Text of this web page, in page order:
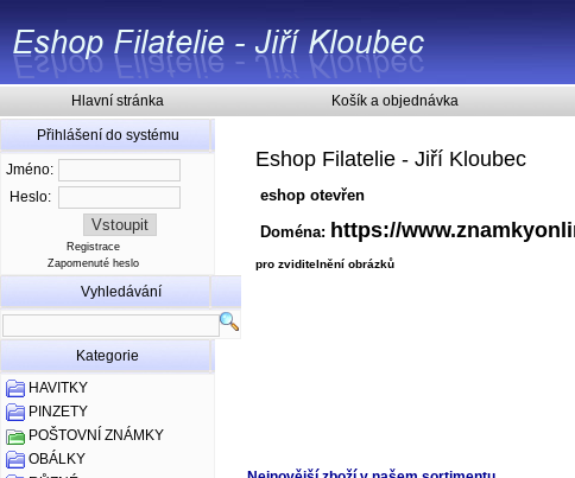
Hlavní stránka Košík a objednávka
Přihlášení do systému
Jméno:
Heslo:
Registrace
Zapomenuté heslo
Vyhledávání
Kategorie
HAVITKY
PINZETY
POŠTOVNÍ ZNÁMKY
OBÁLKY
Eshop Filatelie - Jiří Kloubec
eshop otevřen
Doména: https://
pro zviditelnění obrázků